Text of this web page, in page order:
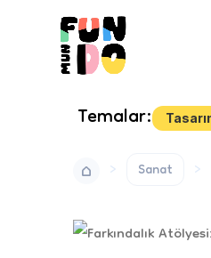
Temalar:
Sanat